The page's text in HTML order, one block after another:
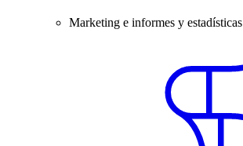
Marketing e informes y estadísticas